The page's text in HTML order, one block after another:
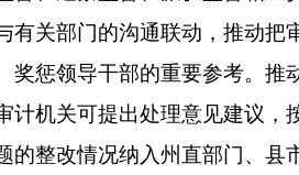
有关部门的沟通联动，推动把
奖惩领导干部的重要参考。推
计机关可提出处理意见建议，
的整改情况纳入州直部门、县